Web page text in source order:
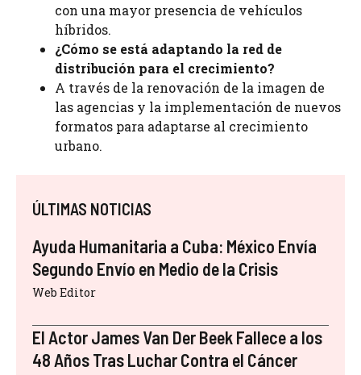
con una mayor presencia de vehículos
híbridos.
¿Cómo se está adaptando la red de
distribución para el crecimiento?
A través de la renovación de la imagen de
las agencias y la implementación de nuevos
formatos para adaptarse al crecimiento
urbano.
ÚLTIMAS NOTICIAS
Ayuda Humanitaria a Cuba: México Envía
Segundo Envío en Medio de la Crisis
Web Editor
El Actor James Van Der Beek Fallece a los
48 Años Tras Luchar Contra el Cáncer